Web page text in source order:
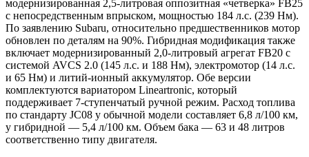
модернизированная 2,5-литровая оппозитная «четверка» FB25
с непосредственным впрыском, мощностью 184 л.с. (239 Нм).
По заявлению Subaru, относительно предшественников мотор
обновлен по деталям на 90%. Гибридная модификация также
включает модернизированный 2,0-литровый агрегат FB20 с
системой AVCS 2.0 (145 л.с. и 188 Нм), электромотор (14 л.с.
и 65 Нм) и литий-ионный аккумулятор. Обе версии
комплектуются вариатором Lineartronic, который
поддерживает 7-ступенчатый ручной режим. Расход топлива
по стандарту JC08 у обычной модели составляет 6,8 л/100 км,
у гибридной — 5,4 л/100 км. Объем бака — 63 и 48 литров
соответственно типу двигателя.